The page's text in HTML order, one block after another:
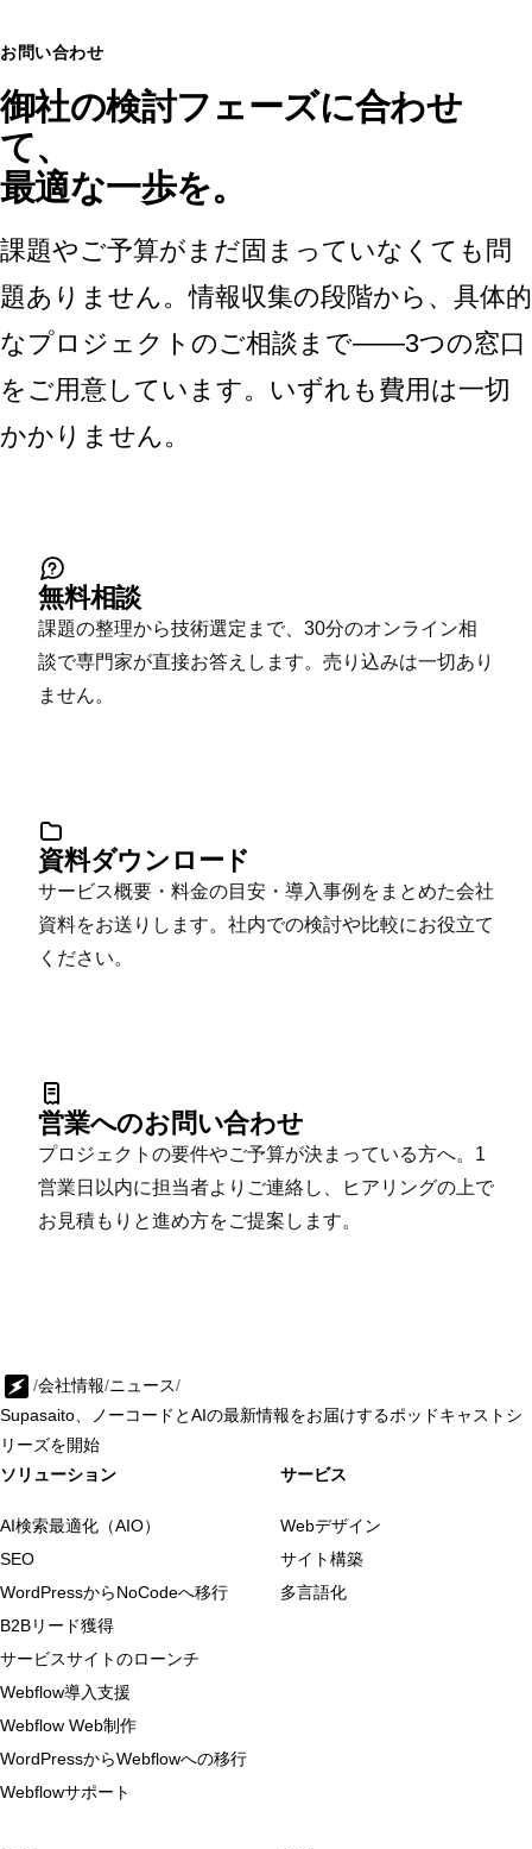
お問い合わせ
御社の検討フェーズに合わせ
て、
最適な一歩を。
課題やご予算がまだ固まっていなくても問
題ありません。情報収集の段階から、具体的
なプロジェクトのご相談まで——3つの窓口
をご用意しています。いずれも費用は一切
かかりません。
無料相談
課題の整理から技術選定まで、30分のオンライン相
談で専門家が直接お答えします。売り込みは一切あり
ません。
資料ダウンロード
サービス概要・料金の目安・導入事例をまとめた会社
資料をお送りします。社内での検討や比較にお役立て
ください。
営業へのお問い合わせ
プロジェクトの要件やご予算が決まっている方へ。1
営業日以内に担当者よりご連絡し、ヒアリングの上で
お見積もりと進め方をご提案します。
/会社情報/ニュース/
Supasaito、ノーコードとAIの最新情報をお届けするポッドキャストシ
リーズを開始
ソリューション
AI検索最適化（AIO）
SEO
WordPressからNoCodeへ移行
B2Bリード獲得
サービスサイトのローンチ
Webflow導入支援
Webflow Web制作
WordPressからWebflowへの移行
Webflowサポート
サービス
Webデザイン
サイト構築
多言語化